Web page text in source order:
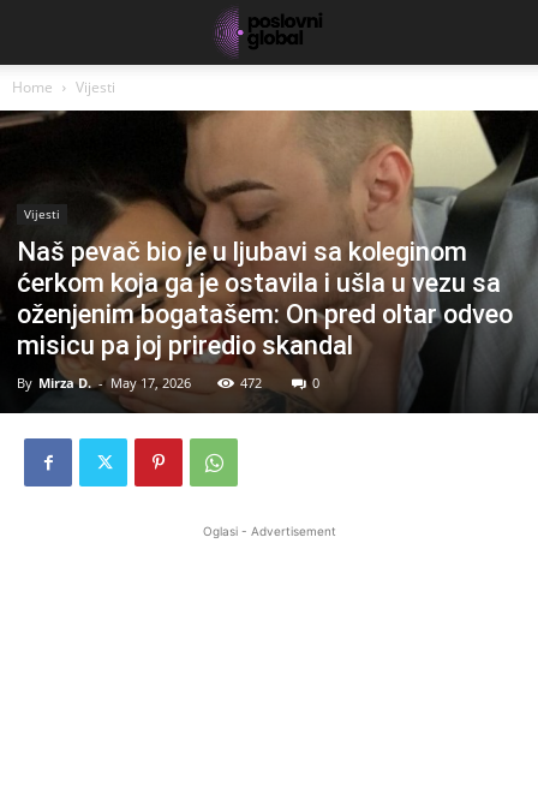
Home Vijesti
Vijesti
Naš pevač bio je u ljubavi sa koleginom
ćerkom koja ga je ostavila i ušla u vezu sa
oženjenim bogatašem: On pred oltar odveo
misicu pa joj priredio skandal
By Mirza D. - May 17, 2026 472 0
Oglasi - Advertisement